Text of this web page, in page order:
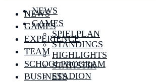
NEWS
GAMES
SPIELPLAN
STANDINGS
HIGHLIGHTS
STATISTIK
STADION
NEWS
GAMES
EXPERIENCE
TEAM
SCHOOLPROGRAM
BUSINESS